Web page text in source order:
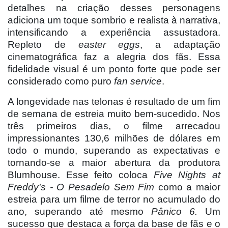
detalhes na criação desses personagens
adiciona um toque sombrio e realista à narrativa,
intensificando a experiência assustadora.
Repleto de easter eggs, a adaptação
cinematográfica faz a alegria dos fãs. Essa
fidelidade visual é um ponto forte que pode ser
considerado como puro fan service.
A longevidade nas telonas é resultado de um fim
de semana de estreia muito bem-sucedido. Nos
três primeiros dias, o filme arrecadou
impressionantes 130,6 milhões de dólares em
todo o mundo, superando as expectativas e
tornando-se a maior abertura da produtora
Blumhouse. Esse feito coloca Five Nights at
Freddy's - O Pesadelo Sem Fim como a maior
estreia para um filme de terror no acumulado do
ano, superando até mesmo Pânico 6. Um
sucesso que destaca a força da base de fãs e o